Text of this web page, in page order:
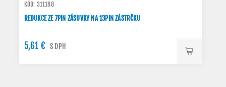
KÓD: 311188
REDUKCE ZE 7PIN ZÁSUVKY NA 13PIN ZÁSTRČKU
5,61 € S DPH